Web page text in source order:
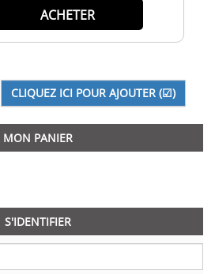
ACHETER
MON PANIER
S'IDENTIFIER